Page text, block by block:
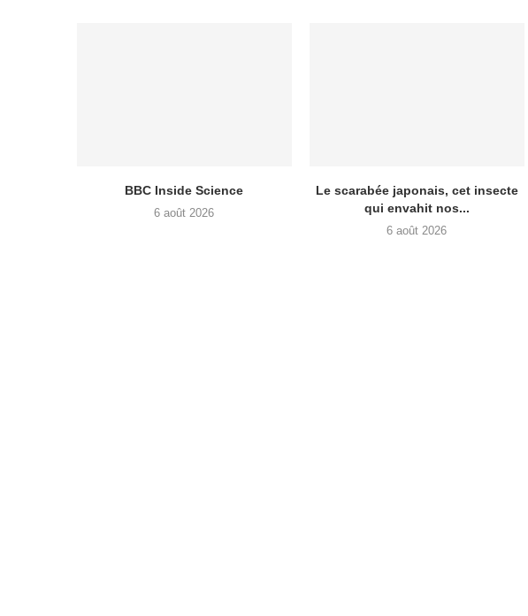
BBC Inside Science
6 août 2026
Le scarabée japonais, cet insecte
qui envahit nos...
6 août 2026